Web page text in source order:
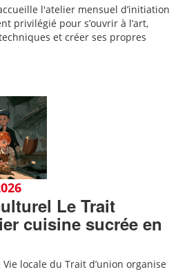
l'atelier mensuel d’initiation
privilégié pour s’ouvrir à l’art,
et créer ses propres
Le Trait
cuisine sucrée en
locale du Trait d’union organise